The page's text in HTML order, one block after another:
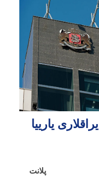
یارییا
پلانت